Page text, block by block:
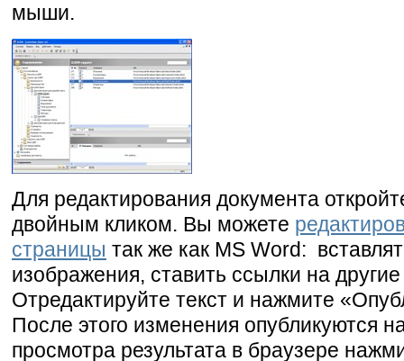
мыши.
Для редактирования документа
двойным кликом. Вы можете
страницы так же как MS Word:
изображения, ставить ссылки на
Отредактируйте текст и нажмите
После этого изменения опубликуются
просмотра результата в браузере